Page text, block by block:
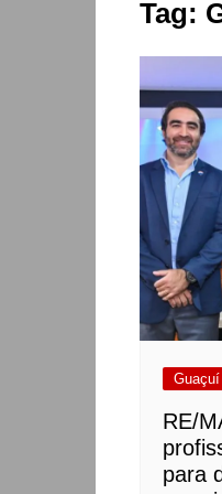
Tag:
RE/
para